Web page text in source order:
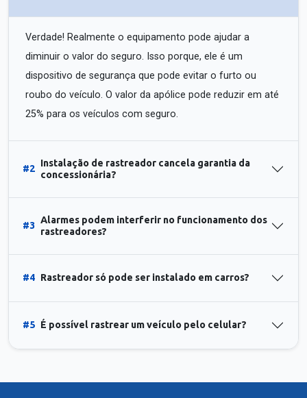
Verdade! Realmente o equipamento pode ajudar a
diminuir o valor do seguro. Isso porque, ele é um
dispositivo de segurança que pode evitar o furto ou
roubo do veículo. O valor da apólice pode reduzir em até
25% para os veículos com seguro.
#2
Instalação de rastreador cancela garantia da
concessionária?
#3
Alarmes podem interferir no funcionamento dos
rastreadores?
#4 Rastreador só pode ser instalado em carros?
#5 É possível rastrear um veículo pelo celular?